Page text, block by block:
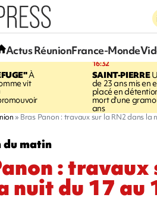
Actus RéunionFrance-Monde
À
vit
16:32
SAINT-PIERRE
de 23 ans mis en
placé en
mort d'une
ans
Bras Panon : travaux sur la RN2 dans la
du matin
: travaux
nuit du 17 au